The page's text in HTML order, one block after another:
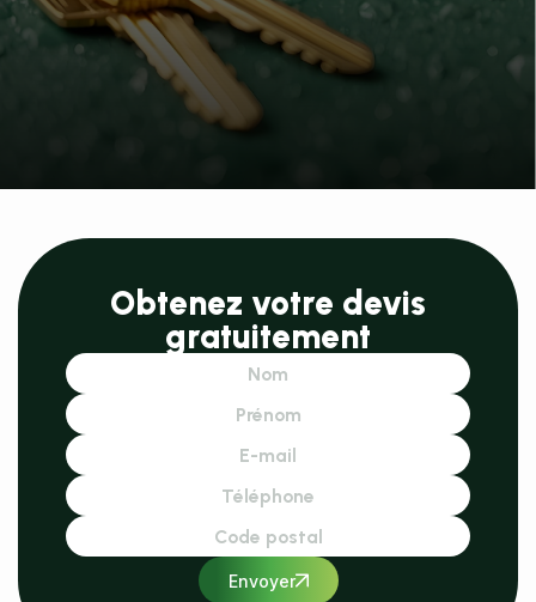
Obtenez votre devis
gratuitement
Envoyer